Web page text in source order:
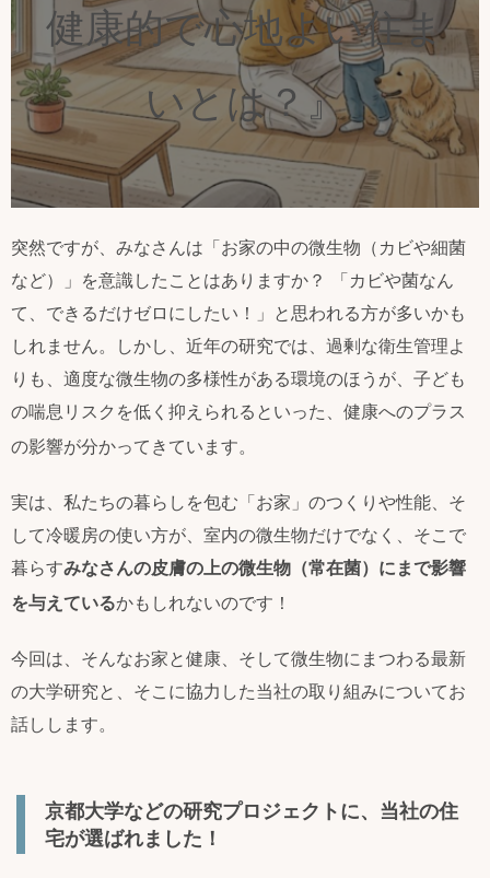
健康的で心地よい住ま
いとは？』
突然ですが、みなさんは「お家の中の微生物（カビや細菌
など）」を意識したことはありますか？ 「カビや菌なん
て、できるだけゼロにしたい！」と思われる方が多いかも
しれません。しかし、近年の研究では、過剰な衛生管理よ
りも、適度な微生物の多様性がある環境のほうが、子ども
の喘息リスクを低く抑えられるといった、健康へのプラス
の影響が分かってきています。
実は、私たちの暮らしを包む「お家」のつくりや性能、そ
して冷暖房の使い方が、室内の微生物だけでなく、そこで
暮らすみなさんの皮膚の上の微生物（常在菌）にまで影響
を与えているかもしれないのです ！
今回は、そんなお家と健康、そして微生物にまつわる最新
の大学研究と、そこに協力した当社の取り組みについてお
話しします。
京都大学などの研究プロジェクトに、当社の住
宅が選ばれました！